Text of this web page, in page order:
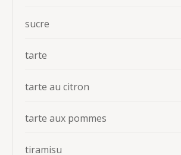
sucre
tarte
tarte au citron
tarte aux pommes
tiramisu